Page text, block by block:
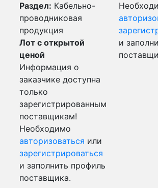
Раздел: Кабельно-
проводниковая
продукция
Лот с открытой
ценой
Информация о
заказчике доступна
только
зарегистрированным
поставщикам!
Необходимо
авторизоваться или
зарегистрироваться
и заполнить профиль
поставщика.
и